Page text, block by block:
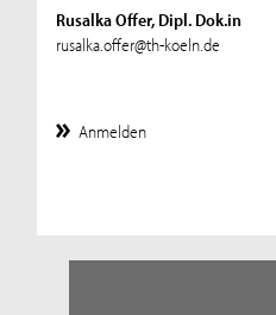
Rusalka Offer, Dipl. Dok.in
rusalka.offer@th-koeln.de
Anmelden